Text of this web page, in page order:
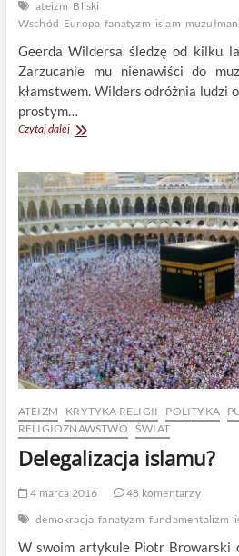
ateizm Bliski
Wschód Europa fanatyzm islam
Geerda Wildersa śledzę od kilku
Zarzucanie mu nienawiści do
kłamstwem. Wilders odróżnia ludzi
prostym…
Czytaj dalejIslam
wojna
ATEIZM KRYTYKA RELIGII POLITYKA
RELIGIOZNAWSTWO ŚWIAT
Delegalizacja islamu?
4 marca 2016
48 komentarzy
demokracja fanatyzm fundamentalizm
W swoim artykule Piotr Browarski